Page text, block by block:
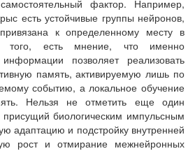
фактор. Например,
есть устойчивые группы нейронов,
к определенному месту в
того, есть мнение, что именно
позволяет реализовать
память, активируемую лишь по
событию, а локальное обучение
Нельзя не отметить еще один
биологическим импульсным
адаптацию и подстройку внутренней
рост и отмирание межнейронных